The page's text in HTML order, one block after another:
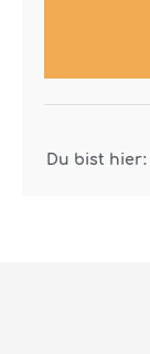
Du bist hier: